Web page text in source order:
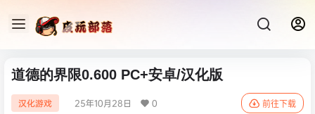
道德的界限0.600 PC+安卓/汉化版
汉化游戏 25年10月28日 0 前往下载